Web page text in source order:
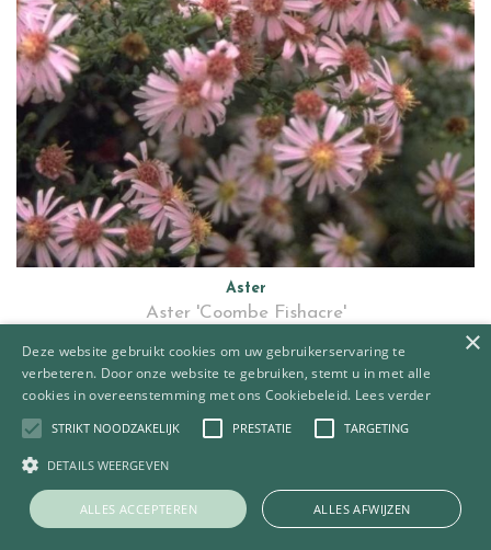
Aster
Aster 'Coombe Fishacre'
×
Deze website gebruikt cookies om uw gebruikerservaring te
verbeteren. Door onze website te gebruiken, stemt u in met alle
cookies in overeenstemming met ons Cookiebeleid. Lees verder
STRIKT NOODZAKELIJK PRESTATIE TARGETING
DETAILS WEERGEVEN
ALLES ACCEPTEREN ALLES AFWIJZEN